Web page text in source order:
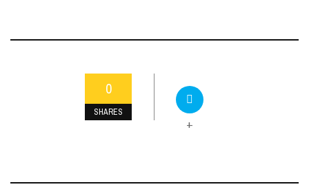
0
SHARES
+